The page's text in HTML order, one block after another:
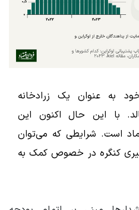
به عنوان یک زرادخانه
با این حال اکنون این
است. شرایطی که می‌توان
کنگره در خصوص کمک به